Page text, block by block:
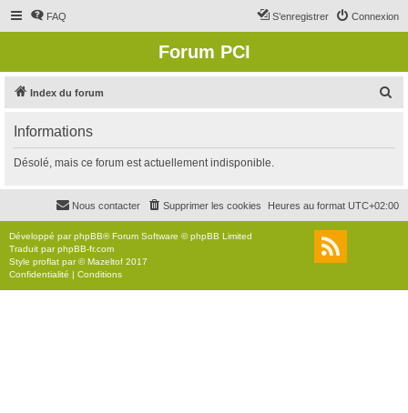
FAQ Connexion
S’enregistrer
Forum PCI
Index du forum
r
c
r
Informations
Désolé, mais ce forum est actuellement indisponible.
Heures au format UTC+02:00
Supprimer les cookies
Nous contacter
Développé parphpBB® Forum Software © phpBB Limited
Traduit parphpBB-fr.com
Style proflat par ©Mazeltof 2017
Confidentialité | Conditions